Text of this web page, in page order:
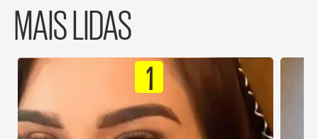
MAIS LIDAS
1